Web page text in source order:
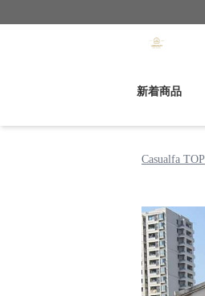
新着商品
Casualfa TOP